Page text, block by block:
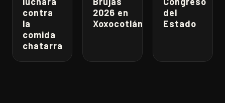
contra
la
comida
chatarra
2026 en
Xoxocotlán
del
Estado